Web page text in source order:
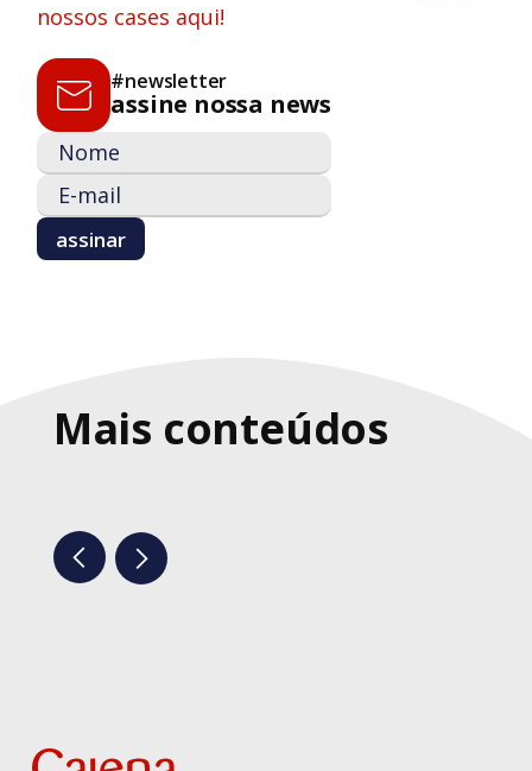
nossos cases aqui!
#newsletter
assine nossa news
Mais conteúdos